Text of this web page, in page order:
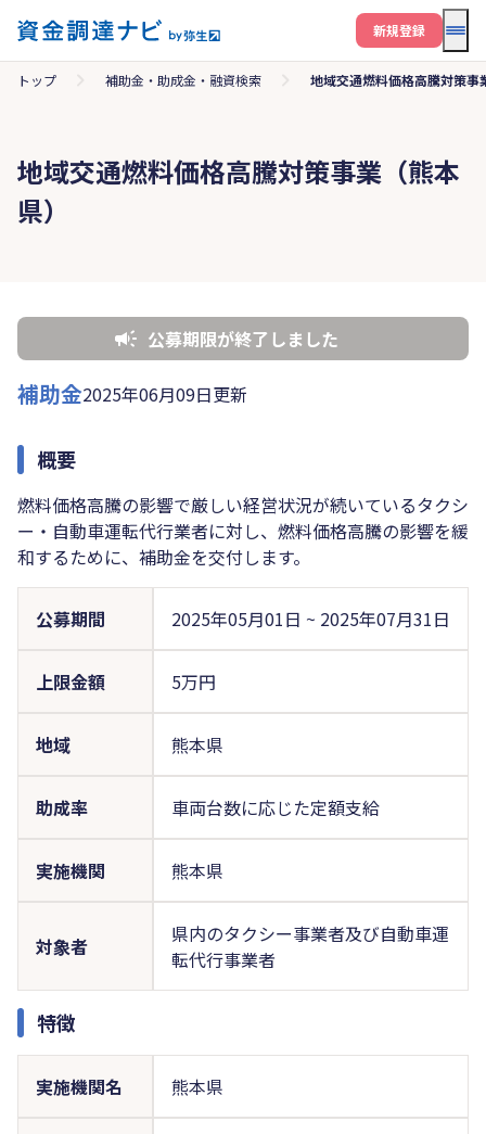
メ
新規登録
トップ 補助金・助成金・融資検索 地域交通燃料価格高騰対策事
地域交通燃料価格高騰対策事業（熊本
県）
公募期限が終了しました
補助金2025年06月09日更新
概要
燃料価格高騰の影響で厳しい経営状況が続いているタクシ
ー・自動車運転代行業者に対し、燃料価格高騰の影響を緩
和するために、補助金を交付します。
公募期間 2025年05月01日 ~ 2025年07月31日
上限金額 5万円
地域 熊本県
助成率 車両台数に応じた定額支給
実施機関 熊本県
対象者
県内のタクシー事業者及び自動車運
転代行事業者
特徴
実施機関名 熊本県